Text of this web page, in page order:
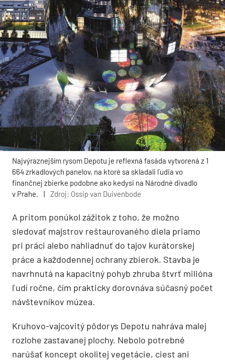
Najvýraznejším rysom Depotu je reflexná fasáda vytvorená z 1
664 zrkadlových panelov, na ktoré sa skladali ľudia vo
finančnej zbierke podobne ako kedysi na Národné divadlo
v Prahe.
| Zdroj: Ossip van Duivenbode
A pritom ponúkol zážitok z toho, že možno
sledovať majstrov reštaurovaného diela priamo
pri práci alebo nahliadnuť do tajov kurátorskej
práce a každodennej ochrany zbierok. Stavba je
navrhnutá na kapacitný pohyb zhruba štvrť milióna
ľudí ročne, čím prakticky dorovnáva súčasný počet
návštevníkov múzea.
Kruhovo-vajcovitý pôdorys Depotu nahráva malej
rozlohe zastavanej plochy. Nebolo potrebné
narúšať koncept okolitej vegetácie, ciest ani